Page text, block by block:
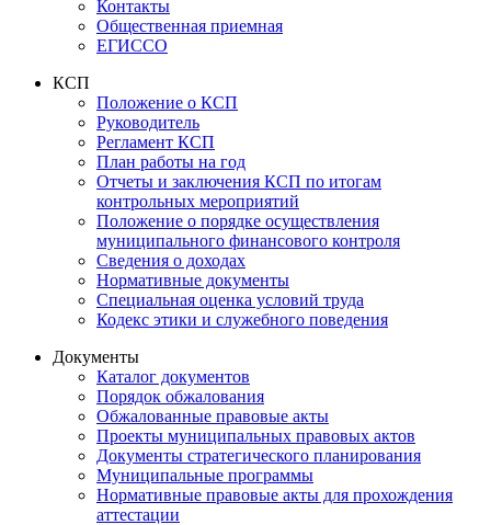
Контакты
Общественная приемная
ЕГИССО
КСП
Положение о КСП
Руководитель
Регламент КСП
План работы на год
Отчеты и заключения КСП по итогам
контрольных мероприятий
Положение о порядке осуществления
муниципального финансового контроля
Сведения о доходах
Нормативные документы
Специальная оценка условий труда
Кодекс этики и служебного поведения
Документы
Каталог документов
Порядок обжалования
Обжалованные правовые акты
Проекты муниципальных правовых актов
Документы стратегического планирования
Муниципальные программы
Нормативные правовые акты для прохождения
аттестации